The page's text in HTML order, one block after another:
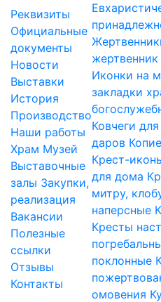
Реквизиты
Официальные
документы
Новости
Выставки
История
Производство
Наши работы
Храм Музей
Выставочные
залы Закупки,
реализация
Вакансии
Полезные
ссылки
Отзывы
Контакты
жертвенник
Иконки на
закладки
Ковчеги
даров Копие
Крест-
для дома
митру,
наперсные
Кресты
поклонные
омовения